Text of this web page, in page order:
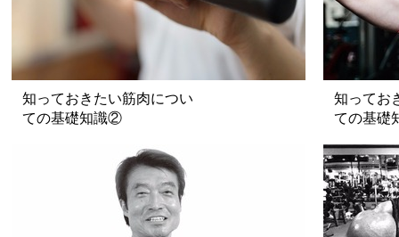
知っておきたい筋肉につい
ての基礎知識②
知ってお
ての基礎